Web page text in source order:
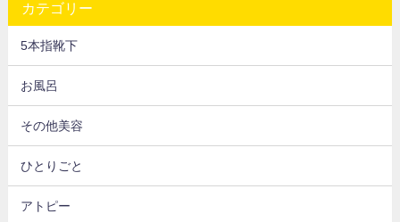
カテゴリー
5本指靴下
お風呂
その他美容
ひとりごと
アトピー